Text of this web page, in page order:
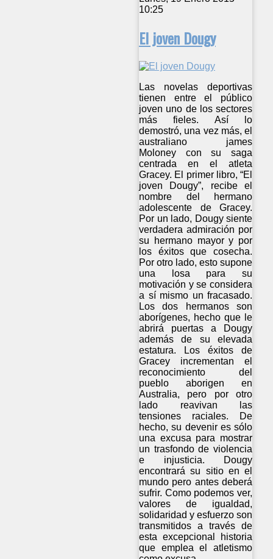
10:25
El joven Dougy
Las novelas deportivas
tienen entre el público
joven uno de los sectores
más fieles. Así lo
demostró, una vez más, el
australiano james
Moloney con su saga
centrada en el atleta
Gracey. El primer libro, “El
joven Dougy”, recibe el
nombre del hermano
adolescente de Gracey.
Por un lado, Dougy siente
verdadera admiración por
su hermano mayor y por
los éxitos que cosecha.
Por otro lado, esto supone
una losa para su
motivación y se considera
a sí mismo un fracasado.
Los dos hermanos son
aborígenes, hecho que le
abrirá puertas a Dougy
además de su elevada
estatura. Los éxitos de
Gracey incrementan el
reconocimiento del
pueblo aborigen en
Australia, pero por otro
lado reavivan las
tensiones raciales. De
hecho, su devenir es sólo
una excusa para mostrar
un trasfondo de violencia
e injusticia. Dougy
encontrará su sitio en el
mundo pero antes deberá
sufrir. Como podemos ver,
valores de igualdad,
solidaridad y esfuerzo son
transmitidos a través de
esta excepcional historia
que emplea el atletismo